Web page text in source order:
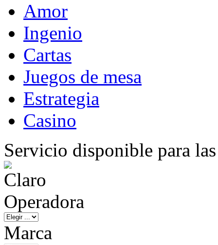
Amor
Ingenio
Cartas
Juegos de mesa
Estrategia
Casino
Servicio disponible para
Operadora
Marca